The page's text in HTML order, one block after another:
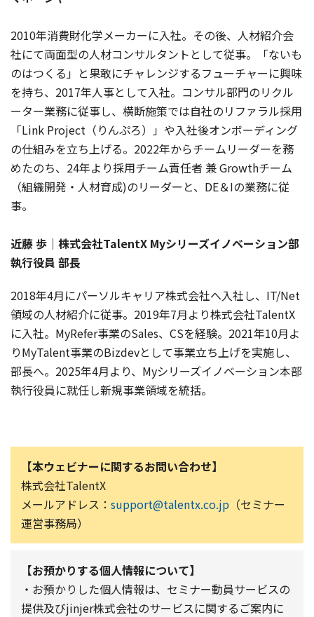
2010年消費財化学メーカーに入社。その後、人材紹介会
社にて両面型の人材コンサルタントとして従事。「ないも
のはつくる」と果敢にチャレンジするフューチャーに興味
を持ち、2017年人事として入社。コンサル部門のリクル
ーター業務に従事し、横断施策では自社のリファラル採用
「Link Project（りんぷろ）」や入社後オンボーディング
の仕組みを立ち上げる。2022年からチームリーダーを務
めたのち、24年より採用チーム責任者 兼 Growthチーム
（組織開発・人材育成)のリーダーと、DE＆Iの業務に従
事。
近藤 歩｜株式会社TalentX Myシリーズイノベーション部
執行役員 部長
2018年4月にパーソルキャリア株式会社へ入社し、IT/Net
領域の人材紹介に従事。2019年7月より株式会社TalentX
に入社。MyRefer事業のSales、CSを経験。2021年10月よ
りMyTalent事業のBizdevとして事業立ち上げを実施し、
部長へ。2025年4月より、Myシリーズイノベーション本部
執行役員に就任し新規事業領域を統括。
【本ウェビナーに関するお問い合わせ】
株式会社TalentX
メールアドレス： support@talentx.co.jp （セミナー
運営事務局）
【お預かりする個人情報について】
・お預かりした個人情報は、セミナー動員サービスの
提供及びjinjer株式会社のサービスに関するご案内に